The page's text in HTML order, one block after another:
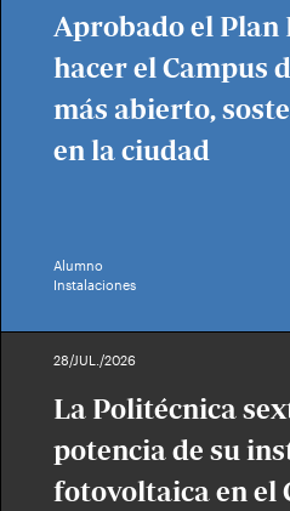
Aprobado el
hacer el Campus
más abierto,
en la ciudad
Alumno
Instalaciones
28/JUL./2026
La Politécnica
potencia de su
fotovoltaica en el